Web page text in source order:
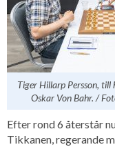
Tiger Hillarp Persson,
Oskar Von Bahr. /
Efter rond 6 återstår
Tikkanen, regerande